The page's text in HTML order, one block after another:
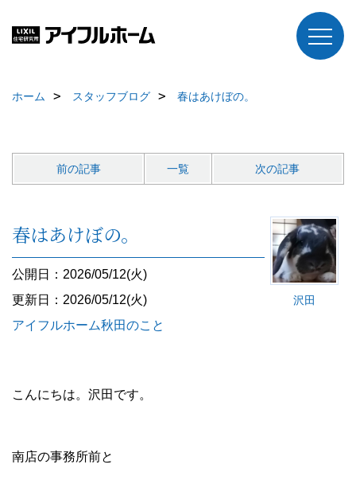
ホーム スタッフブログ 春はあけぼの。
前の記事 一覧 次の記事
沢田
春はあけぼの。
公開日：2026/05/12(火)
更新日：2026/05/12(火)
アイフルホーム秋田のこと
こんにちは。沢田です。
南店の事務所前と